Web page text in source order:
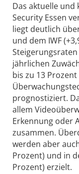
Das aktuelle und
Security Essen
liegt deutlich
und dem IWF
jährlichen
bis zu 13
prognostiziert.
allem
Erkennung oder
zusammen.
werden aber
Prozent) und in
Prozent) erzielt.